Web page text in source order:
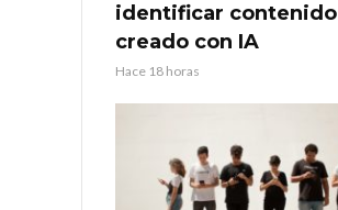
identificar contenido
creado con IA
Hace 18 horas